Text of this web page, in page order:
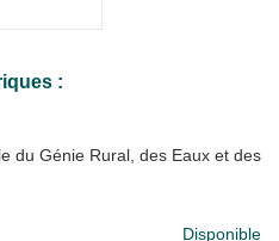
:
du Génie Rural, des Eaux et des
Disponible